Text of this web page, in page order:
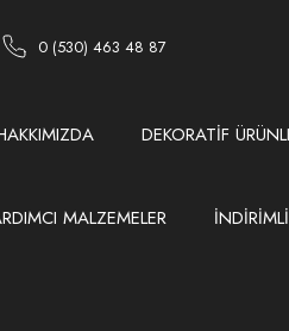
0 (530) 463 48 87
DEKORATİF
MALZEMELER